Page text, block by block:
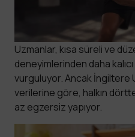
Uzmanlar, kısa süreli ve
deneyimlerinden daha kalıcı
vurguluyor. Ancak İngiltere
verilerine göre, halkın
az egzersiz yapıyor.